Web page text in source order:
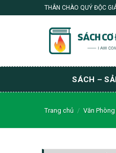
to
THÂN CHÀO QUÝ ĐỘC
SÁCH –
Trang chủ / Văn Phòng